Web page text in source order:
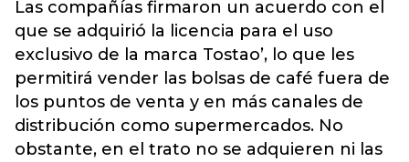
Las compañías firmaron un acuerdo con el
que se adquirió la licencia para el uso
exclusivo de la marca Tostao’, lo que les
permitirá vender las bolsas de café fuera de
los puntos de venta y en más canales de
distribución como supermercados. No
obstante, en el trato no se adquieren ni las